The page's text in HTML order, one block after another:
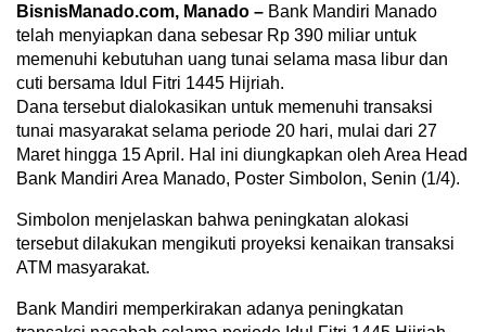
BisnisManado.com, Manado – Bank Mandiri Manado
telah menyiapkan dana sebesar Rp 390 miliar untuk
memenuhi kebutuhan uang tunai selama masa libur dan
cuti bersama Idul Fitri 1445 Hijriah.
Dana tersebut dialokasikan untuk memenuhi transaksi
tunai masyarakat selama periode 20 hari, mulai dari 27
Maret hingga 15 April. Hal ini diungkapkan oleh Area Head
Bank Mandiri Area Manado, Poster Simbolon, Senin (1/4).
Simbolon menjelaskan bahwa peningkatan alokasi
tersebut dilakukan mengikuti proyeksi kenaikan transaksi
ATM masyarakat.
Bank Mandiri memperkirakan adanya peningkatan